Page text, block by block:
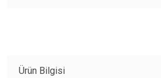
Ürün Bilgisi